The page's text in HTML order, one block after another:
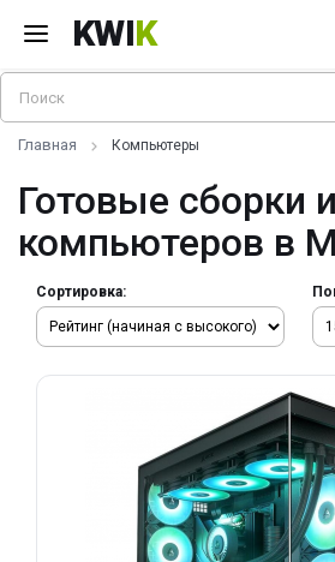
KWIK
Главная Компьютеры
Готовые сборки
компьютеров в
Сортировка: